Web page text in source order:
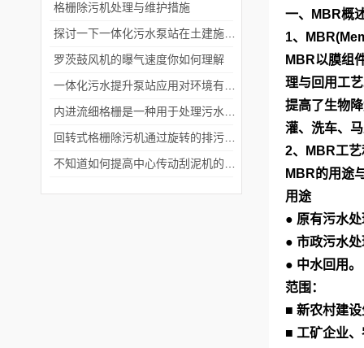
一、 MBR概
1、
MBR以膜组
理与回用工
提高了生物
灌、洗车、
2、 MBR工
MBR的用途
用途
● 原有污水
● 市政污水
● 中水回用。
范围：
■ 新农村建
■ 工矿企业
格栅除污机处理与维护措施
罗茨鼓风机的曝气速度你如何理解